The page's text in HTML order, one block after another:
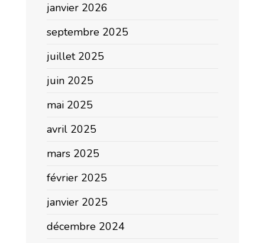
janvier 2026
septembre 2025
juillet 2025
juin 2025
mai 2025
avril 2025
mars 2025
février 2025
janvier 2025
décembre 2024